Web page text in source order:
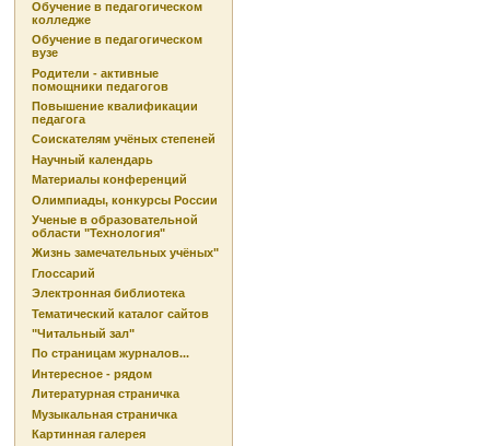
Обучение в педагогическом
колледже
Обучение в педагогическом
вузе
Родители - активные
помощники педагогов
Повышение квалификации
педагога
Соискателям учёных степеней
Научный календарь
Материалы конференций
Олимпиады, конкурсы России
Ученые в образовательной
области "Технология"
Жизнь замечательных учёных"
Глоссарий
Электронная библиотека
Тематический каталог сайтов
"Читальный зал"
По страницам журналов...
Интересное - рядом
Литературная страничка
Музыкальная страничка
Картинная галерея